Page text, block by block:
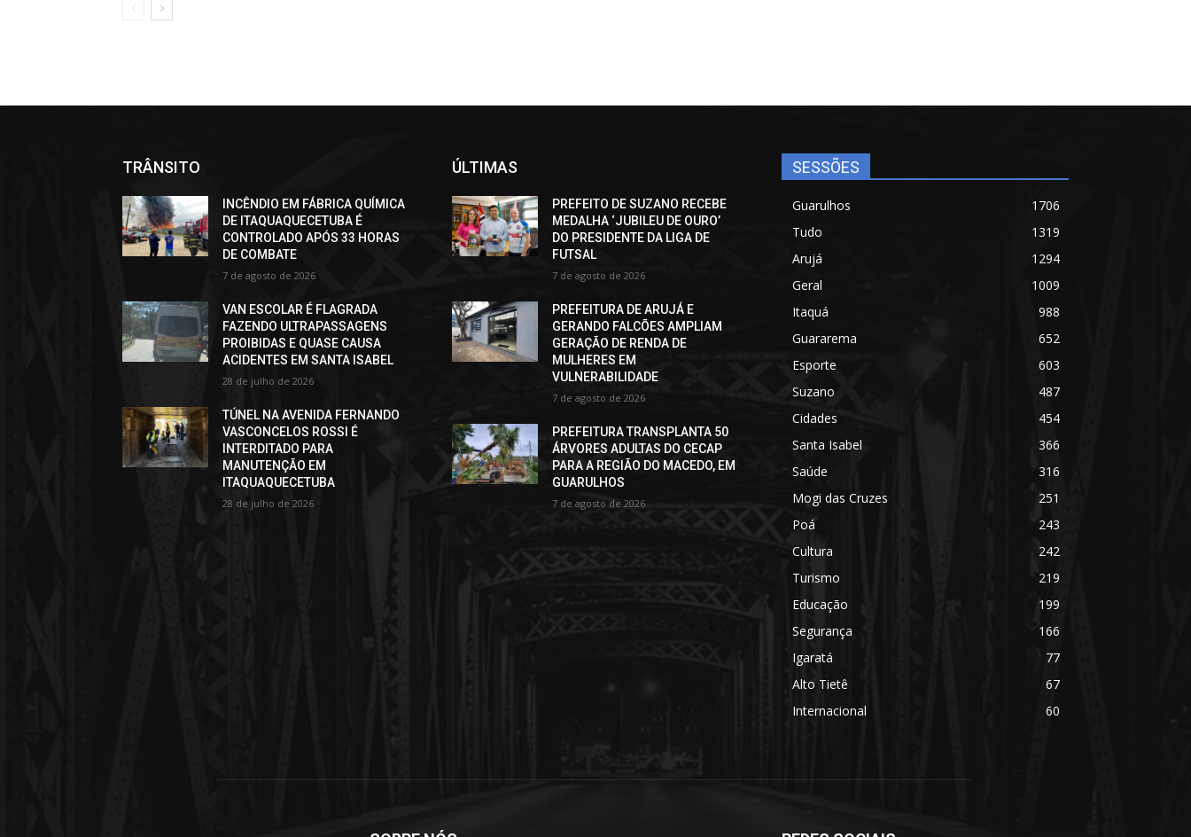
TRÂNSITO
INCÊNDIO EM FÁBRICA QUÍMICA
DE ITAQUAQUECETUBA É
CONTROLADO APÓS 33 HORAS
DE COMBATE
7 de agosto de 2026
VAN ESCOLAR É FLAGRADA
FAZENDO ULTRAPASSAGENS
PROIBIDAS E QUASE CAUSA
ACIDENTES EM SANTA ISABEL
28 de julho de 2026
TÚNEL NA AVENIDA FERNANDO
VASCONCELOS ROSSI É
INTERDITADO PARA
MANUTENÇÃO EM
ITAQUAQUECETUBA
28 de julho de 2026
ÚLTIMAS
PREFEITO DE SUZANO RECEBE
MEDALHA ‘JUBILEU DE OURO’
DO PRESIDENTE DA LIGA DE
FUTSAL
7 de agosto de 2026
PREFEITURA DE ARUJÁ E
GERANDO FALCÕES AMPLIAM
GERAÇÃO DE RENDA DE
MULHERES EM
VULNERABILIDADE
7 de agosto de 2026
PREFEITURA TRANSPLANTA 50
ÁRVORES ADULTAS DO CECAP
PARA A REGIÃO DO MACEDO, EM
GUARULHOS
7 de agosto de 2026
SESSÕES
Guarulhos
1706
Tudo
1319
Arujá
1294
Geral
1009
Itaquá
988
Guararema
652
Esporte
603
Suzano
487
Cidades
454
Santa Isabel
366
Saúde
316
Mogi das Cruzes
251
Poá
243
Cultura
242
Turismo
219
Educação
199
Segurança
166
Igaratá
77
Alto Tietê
67
Internacional
60